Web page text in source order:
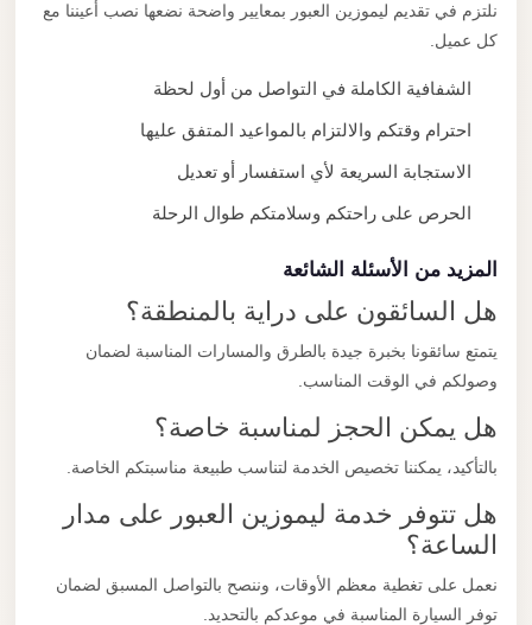
نلتزم في تقديم ليموزين العبور بمعايير واضحة نضعها نصب أعيننا مع
كل عميل.
الشفافية الكاملة في التواصل من أول لحظة
احترام وقتكم والالتزام بالمواعيد المتفق عليها
الاستجابة السريعة لأي استفسار أو تعديل
الحرص على راحتكم وسلامتكم طوال الرحلة
المزيد من الأسئلة الشائعة
هل السائقون على دراية بالمنطقة؟
يتمتع سائقونا بخبرة جيدة بالطرق والمسارات المناسبة لضمان
وصولكم في الوقت المناسب.
هل يمكن الحجز لمناسبة خاصة؟
بالتأكيد، يمكننا تخصيص الخدمة لتناسب طبيعة مناسبتكم الخاصة.
هل تتوفر خدمة ليموزين العبور على مدار
الساعة؟
نعمل على تغطية معظم الأوقات، وننصح بالتواصل المسبق لضمان
توفر السيارة المناسبة في موعدكم بالتحديد.